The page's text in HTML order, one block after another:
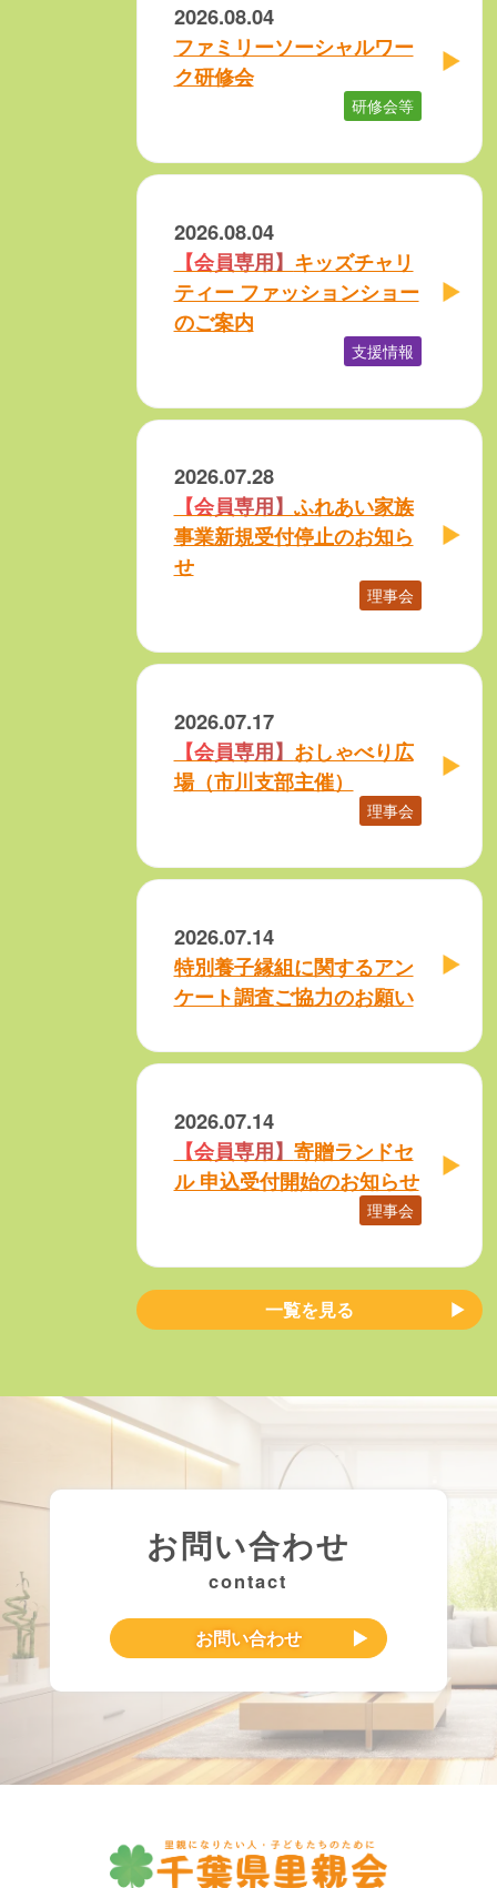
2026.08.04
ファミリーソーシャルワー
ク研修会
研修会等
2026.08.04
キッズチャリ
ティー ファッションショー
のご案内
支援情報
2026.07.28
ふれあい家族
事業新規受付停止のお知ら
せ
理事会
2026.07.17
おしゃべり広
場（市川支部主催）
理事会
2026.07.14
特別養子縁組に関するアン
ケート調査ご協力のお願い
2026.07.14
寄贈ランドセ
ル 申込受付開始のお知らせ
理事会
一覧を見る
お問い合わせ
contact
お問い合わせ